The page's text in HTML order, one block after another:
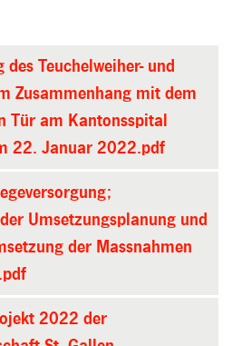
des Teuchelweiher- und
Zusammenhang mit dem
Tür am Kantonsspital
22. Januar 2022.pdf
Umsetzungsplanung und
der Massnahmen
2022 der